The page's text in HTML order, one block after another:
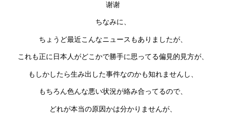
谢谢
ちなみに、
ちょうど最近こんなニュースもありましたが、
これも正に日本人がどこかで勝手に思ってる偏見的見方が、
もしかしたら生み出した事件なのかも知れませんし、
もちろん色んな悪い状況が絡み合ってるので、
どれが本当の原因かは分かりませんが、